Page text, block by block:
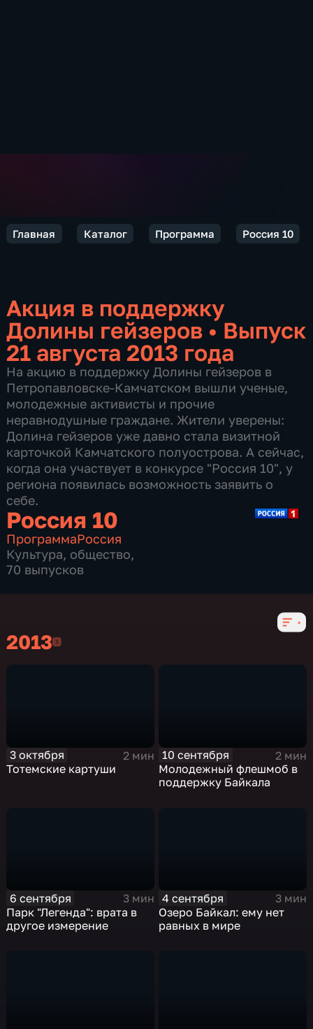
Главная Каталог Программа Россия 10
Акция в поддержку
Долины гейзеров • Выпуск
21 августа 2013 года
На акцию в поддержку Долины гейзеров в
Петропавловске-Камчатском вышли ученые,
молодежные активисты и прочие
неравнодушные граждане. Жители уверены:
Долина гейзеров уже давно стала визитной
карточкой Камчатского полуострова. А сейчас,
когда она участвует в конкурсе "Россия 10", у
региона появилась возможность заявить о
себе.
Россия 10
ПрограммаРоссия
Культура, общество,
70 выпусков
20132013
3 октября
2 мин
Тотемские картуши
10 сентября
2 мин
Молодежный флешмоб в
поддержку Байкала
6 сентября
3 мин
Парк "Легенда": врата в
другое измерение
4 сентября
3 мин
Озеро Байкал: ему нет
равных в мире